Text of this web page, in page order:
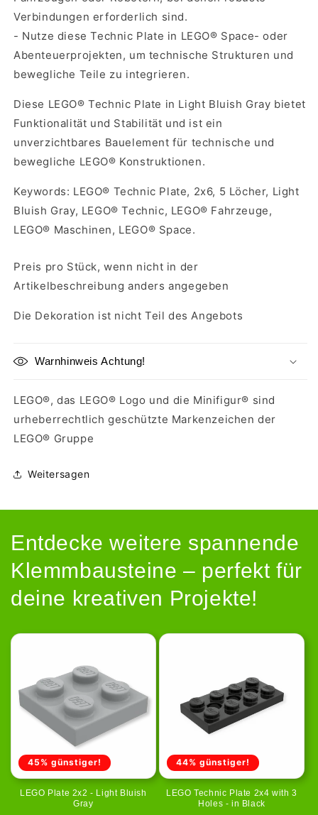
Verbindungen erforderlich sind.
- Nutze diese Technic Plate in LEGO® Space- oder
Abenteuerprojekten, um technische Strukturen und
bewegliche Teile zu integrieren.
Diese LEGO® Technic Plate in Light Bluish Gray bietet
Funktionalität und Stabilität und ist ein
unverzichtbares Bauelement für technische und
bewegliche LEGO® Konstruktionen.
Keywords: LEGO® Technic Plate, 2x6, 5 Löcher, Light
Bluish Gray, LEGO® Technic, LEGO® Fahrzeuge,
LEGO® Maschinen, LEGO® Space.
Preis pro Stück, wenn nicht in der
Artikelbeschreibung anders angegeben
Die Dekoration ist nicht Teil des Angebots
Warnhinweis Achtung!
LEGO®, das LEGO® Logo und die Minifigur® sind
urheberrechtlich geschützte Markenzeichen der
LEGO® Gruppe
Weitersagen
Entdecke weitere spannende
Klemmbausteine – perfekt für
deine kreativen Projekte!
45% günstiger!
LEGO Plate 2x2 - Light Bluish
Gray
44% günstiger!
LEGO Technic Plate 2x4 with 3
Holes - in Black